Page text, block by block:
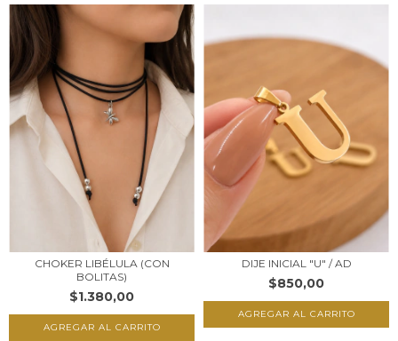
CHOKER LIBÉLULA (CON
BOLITAS)
$1.380,00
DIJE INICIAL "U" / AD
$850,00